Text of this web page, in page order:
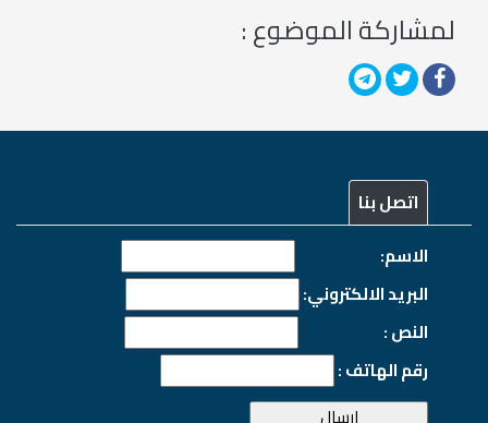
لمشاركة الموضوع :
اتصل بنا
الاسم:
البريد الالكتروني:
النص :
رقم الهاتف :